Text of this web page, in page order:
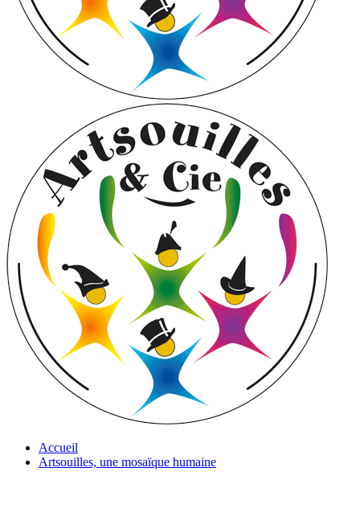
Accueil
Artsouilles, une mosaïque humaine